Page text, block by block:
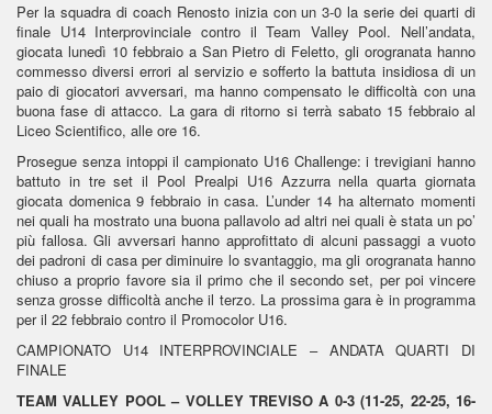
Per la squadra di coach Renosto inizia con un 3-0 la serie dei quarti di
finale U14 Interprovinciale contro il Team Valley Pool. Nell’andata,
giocata lunedì 10 febbraio a San Pietro di Feletto, gli orogranata hanno
commesso diversi errori al servizio e sofferto la battuta insidiosa di un
paio di giocatori avversari, ma hanno compensato le difficoltà con una
buona fase di attacco. La gara di ritorno si terrà sabato 15 febbraio al
Liceo Scientifico, alle ore 16.
Prosegue senza intoppi il campionato U16 Challenge: i trevigiani hanno
battuto in tre set il Pool Prealpi U16 Azzurra nella quarta giornata
giocata domenica 9 febbraio in casa. L’under 14 ha alternato momenti
nei quali ha mostrato una buona pallavolo ad altri nei quali è stata un po’
più fallosa. Gli avversari hanno approfittato di alcuni passaggi a vuoto
dei padroni di casa per diminuire lo svantaggio, ma gli orogranata hanno
chiuso a proprio favore sia il primo che il secondo set, per poi vincere
senza grosse difficoltà anche il terzo. La prossima gara è in programma
per il 22 febbraio contro il Promocolor U16.
CAMPIONATO U14 INTERPROVINCIALE – ANDATA QUARTI DI
FINALE
TEAM VALLEY POOL – VOLLEY TREVISO A 0-3 (11-25, 22-25, 16-